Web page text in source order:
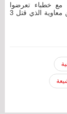
خطباء تعرضوا
بمناسبة ذكرى عاشوراء إلى الحاكم الأموي يزيد بن معاوية الذي قتل 3